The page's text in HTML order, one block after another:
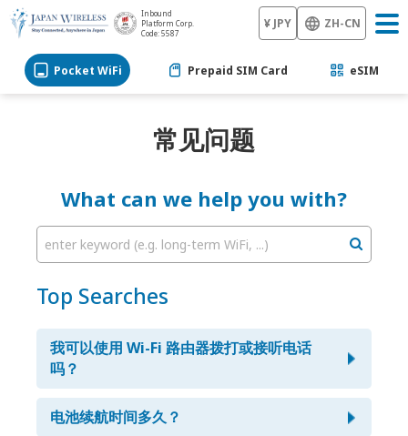
Inbound
Platform Corp.
Code: 5587
¥ JPY ZH-CN
Pocket WiFi Prepaid SIM Card eSIM
常见问题
What can we help you with?
enter keyword (e.g. long-term WiFi, ...)
Top Searches
我可以使用 Wi-Fi 路由器拨打或接听电话
吗？
不可以。移动 Wifi 仅可用于数据使用用途。但您可以使用
Skype 和其他 VoIP 作为替代方案！
电池续航时间多久？